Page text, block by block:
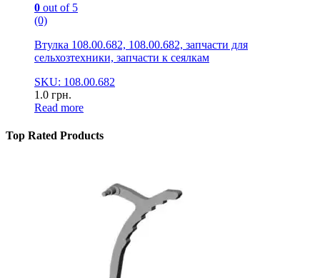
0 out of 5
(0)
Втулка 108.00.682, 108.00.682, запчасти для
сельхозтехники, запчасти к сеялкам
SKU: 108.00.682
1.0 грн.
Read more
Top Rated Products